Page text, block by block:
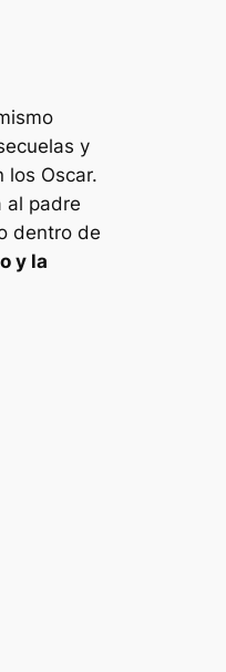
y
los Oscar.
al padre
dentro de
y la